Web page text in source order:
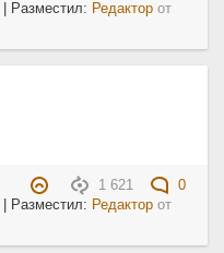
| Разместил: Редактор от
1 621
0
| Разместил: Редактор от